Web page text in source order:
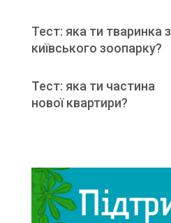
Тест: яка ти тваринка з
київського зоопарку?
Тест: яка ти частина
нової квартири?